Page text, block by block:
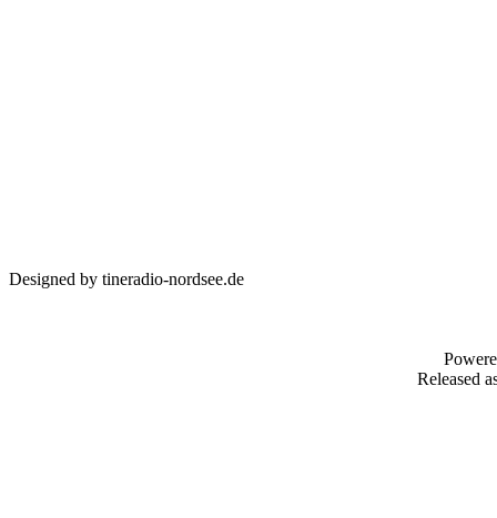
Designed by tineradio-nordsee.de
Released